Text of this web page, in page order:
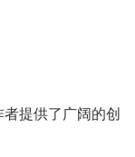
提供了广阔的创